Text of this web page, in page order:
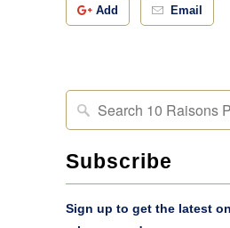
Add Email
Subscribe
Sign up to get the latest